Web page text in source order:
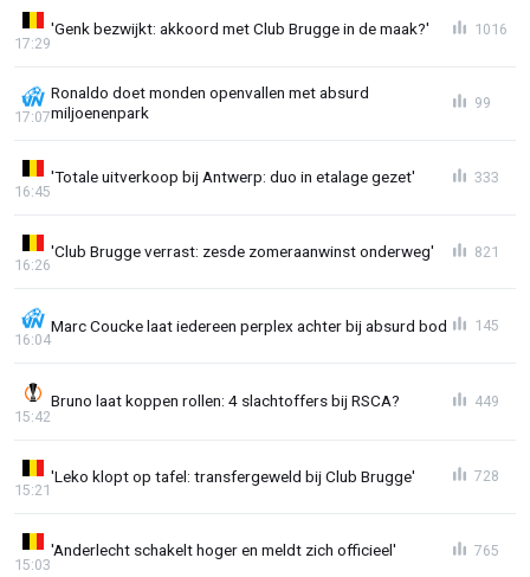
'Genk bezwijkt: akkoord met Club Brugge in de maak?'
17:29
1016
Ronaldo doet monden openvallen met absurd
miljoenenpark
17:07
99
'Totale uitverkoop bij Antwerp: duo in etalage gezet'
16:45
333
'Club Brugge verrast: zesde zomeraanwinst onderweg'
16:26
821
Marc Coucke laat iedereen perplex achter bij absurd bod
16:04
145
Bruno laat koppen rollen: 4 slachtoffers bij RSCA?
15:42
449
'Leko klopt op tafel: transfergeweld bij Club Brugge'
15:21
728
'Anderlecht schakelt hoger en meldt zich officieel'
15:03
765